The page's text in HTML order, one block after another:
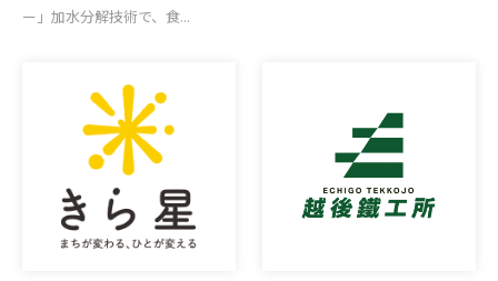
ー」加水分解技術で、食...